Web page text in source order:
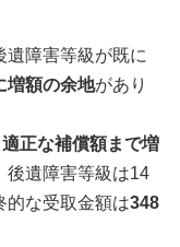
遺障害等級が既に
増額の余地があり
適正な補償額まで増
後遺障害等級は14
的な受取金額は348